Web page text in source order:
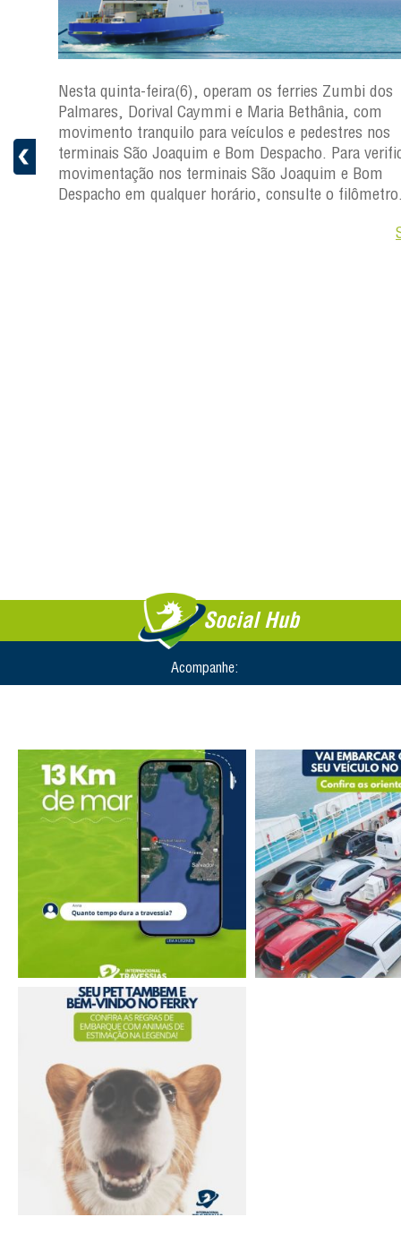
Nesta quinta-feira(6), operam os ferries Zumbi dos
Palmares, Dorival Caymmi e Maria Bethânia, com
movimento tranquilo para veículos e pedestres nos
terminais São Joaquim e Bom Despacho. Para
movimentação nos terminais São Joaquim e Bom
Despacho em qualquer horário, consulte o
Social Hub
Acompanhe: